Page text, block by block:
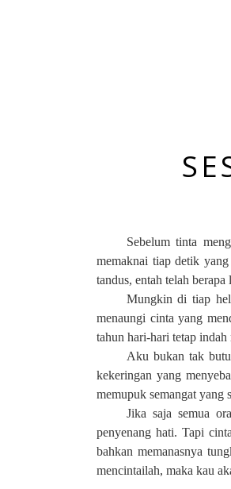
Sebelum tinta
memaknai tiap detik
tandus, entah telah
Mungkin di tiap
menaungi cinta yang
tahun hari-hari tetap
Aku bukan tak
kekeringan yang
memupuk semangat yang
Jika saja semua
penyenang hati. Tapi
bahkan memanasnya
mencintailah, maka kau